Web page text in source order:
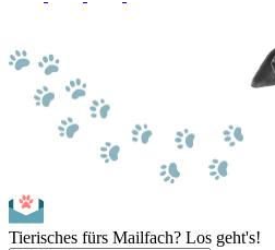
Tierisches fürs Mailfach? Los geht's!